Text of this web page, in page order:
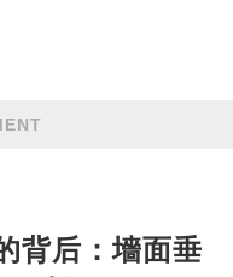
背后：墻面垂